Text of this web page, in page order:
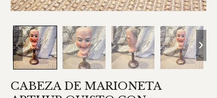
CABEZA DE MARIONETA